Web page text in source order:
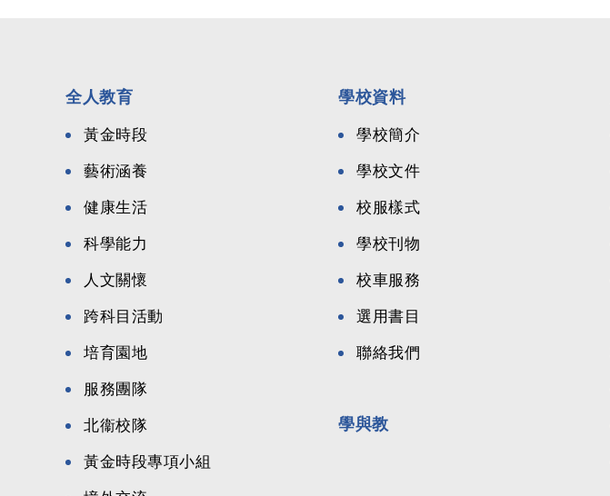
全人教育
黃金時段
藝術涵養
健康生活
科學能力
人文關懷
跨科目活動
培育園地
服務團隊
北衞校隊
黃金時段專項小組
學校資料
學校簡介
學校文件
校服樣式
學校刊物
校車服務
選用書目
聯絡我們
學與教